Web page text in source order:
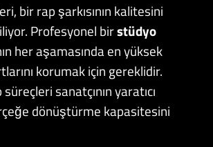
bir rap şarkısının kalitesini
Profesyonel birstüdyo
her aşamasında en yüksek
korumak için gereklidir.
sanatçının yaratıcı
dönüştürme kapasitesini